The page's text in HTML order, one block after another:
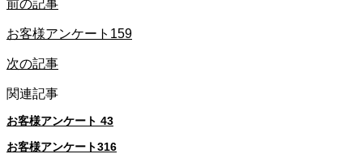
前の記事
お客様アンケート159
次の記事
関連記事
お客様アンケート 43
お客様アンケート316